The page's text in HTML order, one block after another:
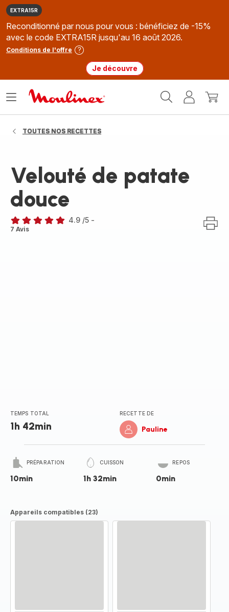
EXTRA15R
Reconditionné par nous pour vous : bénéficiez de -15%
avec le code EXTRA15R jusqu'au 16 août 2026.
Conditions de l'offre
Je découvre
MonMon
Ouvrir
TOUTES NOS RECETTES
Velouté de patate
douce
ratings.4.9
4.9 /5 -
7 Avis
TEMPS TOTAL
1h 42min
RECETTE DE
Pauline
PRÉPARATION
10min
CUISSON
1h 32min
REPOS
0min
Appareils compatibles (23)